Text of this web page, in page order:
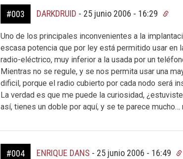
#003 DARKDRUID - 25 junio 2006 - 16:29
Uno de los principales inconvenientes a la
escasa potencia que por ley está permitido usar
radio-eléctrico, muy inferior a la usada por un
Mientras no se regule, y se nos permita usar una
dificil, porque el radio cubierto por cada nodo será
La verdad es que me puede la curiosidad,
así, tienes un doble por aquí, y se te parece mucho…
#004 ENRIQUE DANS - 25 junio 2006 - 16:49